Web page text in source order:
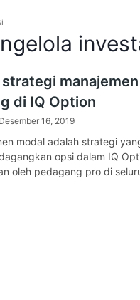
di IQ Option
Desember 16, 2019
modal adalah strategi
opsi dalam IQ
oleh pedagang pro di